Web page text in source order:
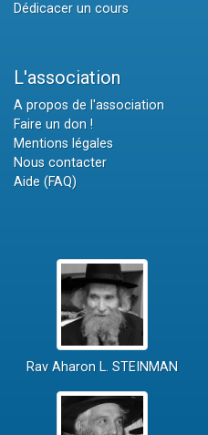
Dédicacer un cours
L'association
A propos de l'association
Faire un don !
Mentions légales
Nous contacter
Aide (FAQ)
Rav Aharon L. STEINMAN